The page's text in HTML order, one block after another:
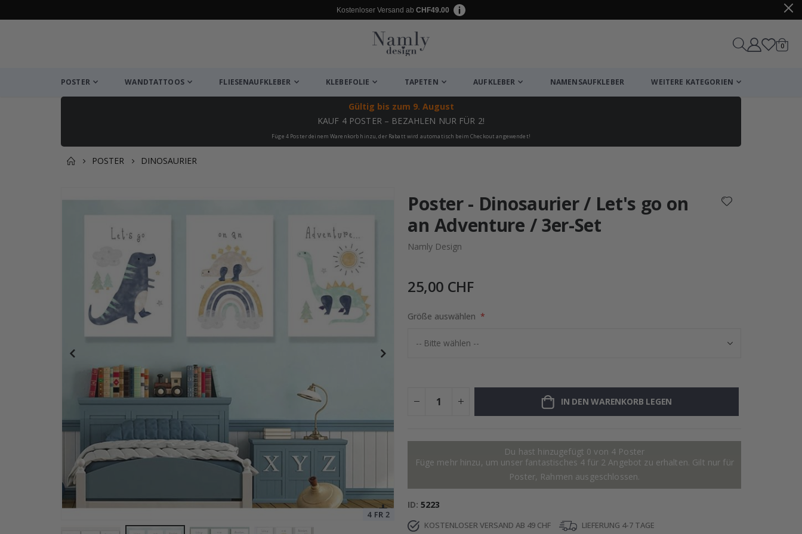
Kostenloser Versand ab CHF49.00
Wagen
0
POSTER WANDTATTOOS FLIESENAUFKLEBER KLEBEFOLIE TAPETEN AUFKLEBER NAMENSAUFKLEBER WEITERE KATEGORIEN
Gültig bis zum 9. August
KAUF 4 POSTER – BEZAHLEN NUR FÜR 2!
Füge 4 Poster deinem Warenkorb hinzu, der Rabatt wird automatisch beim Checkout angewendet!
POSTER DINOSAURIER
Personalisiertes Poster - Schwarz-Weiß-Herz-Fotocollage
Poster - Dinosaurier / Let's go on
an Adventure / 3er-Set
Namly Design
25,00 CHF
Größe auswählen
IN DEN WARENKORB LEGEN
Du hast hinzugefügt 0 von 4 Poster
Füge mehr hinzu, um unser fantastisches 4 für 2 Angebot zu erhalten. Gilt nur für
Poster, Rahmen ausgeschlossen.
ID 5223
KOSTENLOSER VERSAND AB 49 CHF
LIEFERUNG 4-7 TAGE